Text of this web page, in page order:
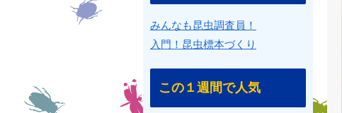
みんなも昆虫調査員！
入門！昆虫標本づくり
この１週間で人気